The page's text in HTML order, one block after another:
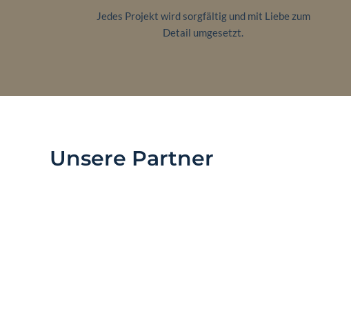
Jedes Projekt wird sorgfältig und mit Liebe zum
Detail umgesetzt.
Unsere Partner